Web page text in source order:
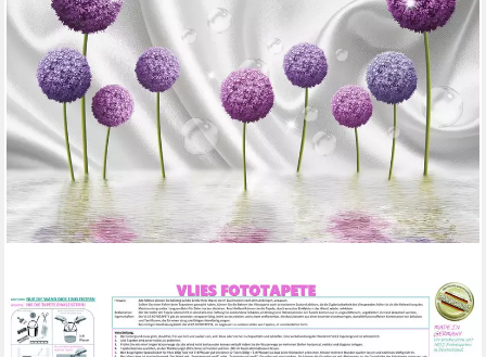
PAPERMOON
Fototapete Abstrakt 3D Effekt
ab 22,30 €
UVP24,99 €